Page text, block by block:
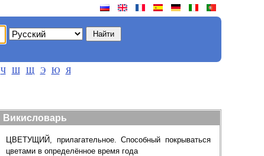
Ч Ш Щ Э Ю Я
Викисловарь
ЦВЕТУЩИЙ, прилагательное. Способный покрываться
цветами в определённое время года